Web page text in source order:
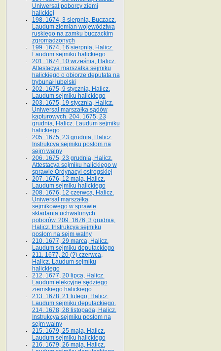
Uniwersał poborcy ziemi
halickiej
198. 1674, 3 sierpnia, Buczacz.
Laudum ziemian województwa
ruskiego na zamku buczackim
zgromadzonych
199. 1674, 16 sierpnia, Halicz.
Laudum sejmiku halickiego
201. 1674, 10 września, Halicz.
Attestacya marszałka sejmiku
halickiego o obiorze deputata na
trybunał lubelski
202. 1675, 9 stycznia, Halicz.
Laudum sejmiku halickiego
203. 1675, 19 stycznia, Halicz.
Uniwersał marszałka sądów
kapturowych. 204. 1675, 23
grudnia, Halicz. Laudum sejmiku
halickiego
205. 1675, 23 grudnia, Halicz.
Instrukcya sejmiku posłom na
sejm walny
206. 1675, 23 grudnia, Halicz.
Attestacya sejmiku halickiego w
sprawie Ordynacyi ostrogskiej
207. 1676, 12 maja, Halicz.
Laudum sejmiku halickiego
208. 1676, 12 czerwca, Halicz.
Uniwersał marszałka
sejmikowego w sprawie
składania uchwalonych
poborów. 209. 1676, 3 grudnia,
Halicz. Instrukcya sejmiku
posłom na sejm walny
210. 1677, 29 marca, Halicz.
Laudum sejmiku deputackiego
211. 1677, 20 (?) czerwca,
Halicz. Laudum sejmiku
halickiego
212. 1677, 20 lipca, Halicz.
Laudum elekcyjne sędziego
ziemskiego halickiego
213. 1678, 21 lutego, Halicz.
Laudum sejmiku deputackiego.
214. 1678, 28 listopada, Halicz.
Instrukcya sejmiku posłom na
sejm walny
215. 1679, 25 maja, Halicz.
Laudum sejmiku halickiego
216. 1679, 26 maja, Halicz.